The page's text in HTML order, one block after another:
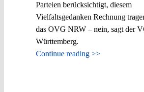
Parteien berücksichtigt, diesem
Vielfaltsgedanken Rechnung
das OVG NRW – nein, sagt der
Württemberg.
Continue reading >>